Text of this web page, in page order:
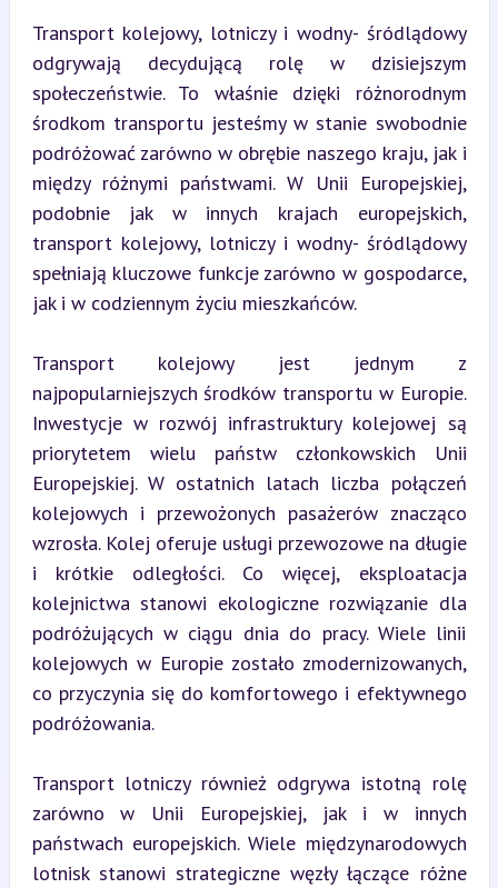
Transport kolejowy, lotniczy i wodny- śródlądowy
odgrywają decydującą rolę w dzisiejszym
społeczeństwie. To właśnie dzięki różnorodnym
środkom transportu jesteśmy w stanie swobodnie
podróżować zarówno w obrębie naszego kraju, jak i
między różnymi państwami. W Unii Europejskiej,
podobnie jak w innych krajach europejskich,
transport kolejowy, lotniczy i wodny- śródlądowy
spełniają kluczowe funkcje zarówno w gospodarce,
jak i w codziennym życiu mieszkańców.
Transport kolejowy jest jednym z
najpopularniejszych środków transportu w Europie.
Inwestycje w rozwój infrastruktury kolejowej są
priorytetem wielu państw członkowskich Unii
Europejskiej. W ostatnich latach liczba połączeń
kolejowych i przewożonych pasażerów znacząco
wzrosła. Kolej oferuje usługi przewozowe na długie
i krótkie odległości. Co więcej, eksploatacja
kolejnictwa stanowi ekologiczne rozwiązanie dla
podróżujących w ciągu dnia do pracy. Wiele linii
kolejowych w Europie zostało zmodernizowanych,
co przyczynia się do komfortowego i efektywnego
podróżowania.
Transport lotniczy również odgrywa istotną rolę
zarówno w Unii Europejskiej, jak i w innych
państwach europejskich. Wiele międzynarodowych
lotnisk stanowi strategiczne węzły łączące różne